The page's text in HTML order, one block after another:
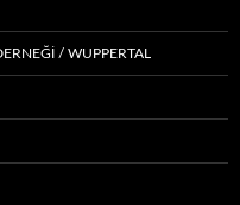
/ WUPPERTAL